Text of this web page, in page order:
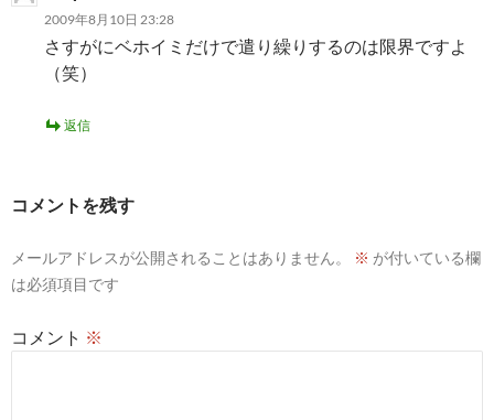
2009年8月10日 23:28
さすがにベホイミだけで遣り繰りするのは限界ですよ
（笑）
返信
コメントを残す
メールアドレスが公開されることはありません。 ※ が付いている欄
は必須項目です
コメント ※